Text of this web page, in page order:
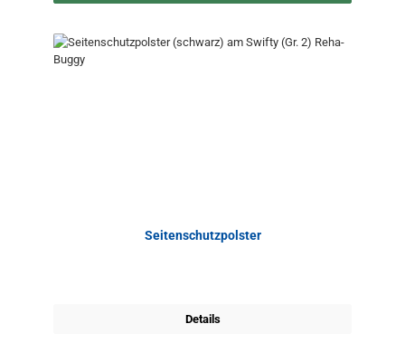
Seitenschutzpolster
Details